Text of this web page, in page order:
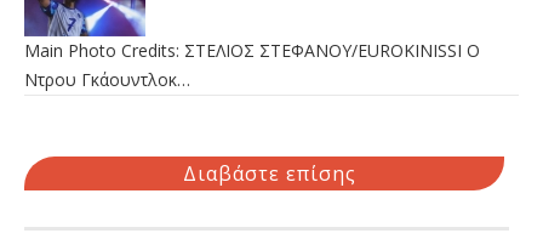
Main Photo Credits: ΣΤΕΛΙΟΣ ΣΤΕΦΑΝΟΥ/EUROKINISSI Ο
Ντρου Γκάουντλοκ…
Διαβάστε επίσης